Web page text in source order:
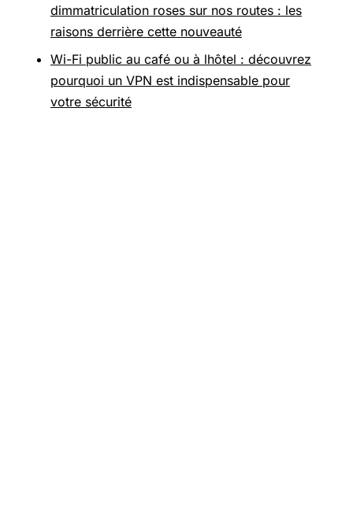
dimmatriculation roses sur nos routes : les
raisons derrière cette nouveauté
Wi-Fi public au café ou à lhôtel : découvrez
pourquoi un VPN est indispensable pour
votre sécurité